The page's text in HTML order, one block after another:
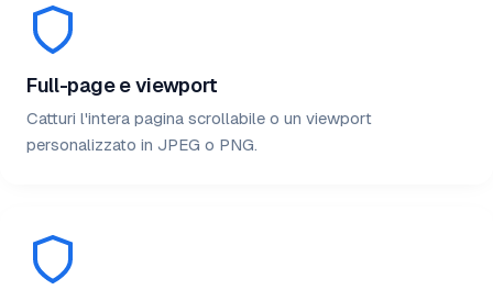
Full-page e viewport
Catturi l'intera pagina scrollabile o un viewport
personalizzato in JPEG o PNG.